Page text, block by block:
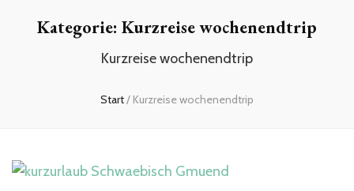
Kategorie: Kurzreise wochenendtrip
Kurzreise wochenendtrip
Start/ Kurzreise wochenendtrip